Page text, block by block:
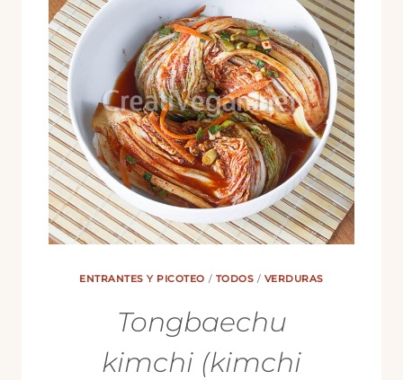
ENTRANTES Y PICOTEO / TODOS / VERDURAS
Tongbaechu
kimchi (kimchi